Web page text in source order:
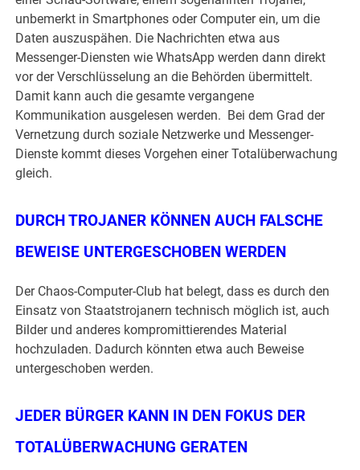
unbemerkt in Smartphones oder Computer ein, um die
Daten auszuspähen. Die Nachrichten etwa aus
Messenger-Diensten wie WhatsApp werden dann direkt
vor der Verschlüsselung an die Behörden übermittelt.
Damit kann auch die gesamte vergangene
Kommunikation ausgelesen werden. Bei dem Grad der
Vernetzung durch soziale Netzwerke und Messenger-
Dienste kommt dieses Vorgehen einer Totalüberwachung
gleich.
DURCH TROJANER KÖNNEN AUCH FALSCHE
BEWEISE UNTERGESCHOBEN WERDEN
Der Chaos-Computer-Club hat belegt, dass es durch den
Einsatz von Staatstrojanern technisch möglich ist, auch
Bilder und anderes kompromittierendes Material
hochzuladen. Dadurch könnten etwa auch Beweise
untergeschoben werden.
JEDER BÜRGER KANN IN DEN FOKUS DER
TOTALÜBERWACHUNG GERATEN